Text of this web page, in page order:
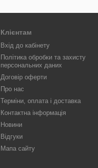
Клієнтам
Вхід до кабінету
Політика обробки та захисту
персональних даних
Договір оферти
Про нас
Терміни, оплата і доставка
Контактна інформація
Новини
Відгуки
Мапа сайту